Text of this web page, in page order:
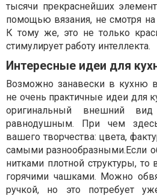
тысячи прекраснейших
помощью вязания, не смотря на
К тому же, это не только
стимулирует работу интеллекта.
Интересные идеи для
Возможно занавески в кухню
не очень практичные идеи для
оригинальный внешний
равнодушным. При чем
вашего творчества: цвета,
самыми разнообразными.Если
нитками плотной структуры,
горячими чашками. Можно
ручкой, но это потребует